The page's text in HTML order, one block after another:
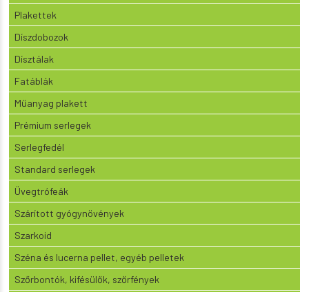
Plakettek
Díszdobozok
Dísztálak
Fatáblák
Műanyag plakett
Prémium serlegek
Serlegfedél
Standard serlegek
Üvegtrófeák
Szárított gyógynövények
Szarkoid
Széna és lucerna pellet, egyéb pelletek
Szőrbontók, kifésülők, szőrfények